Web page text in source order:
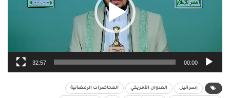
00:00
32:57
إسرائيل العدوان الأمريكي المحاضرات الرمضانية